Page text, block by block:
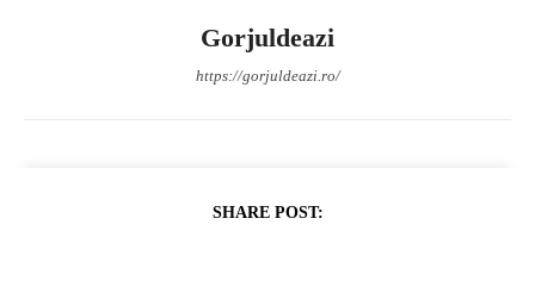
Gorjuldeazi
https://gorjuldeazi.ro/
SHARE POST: